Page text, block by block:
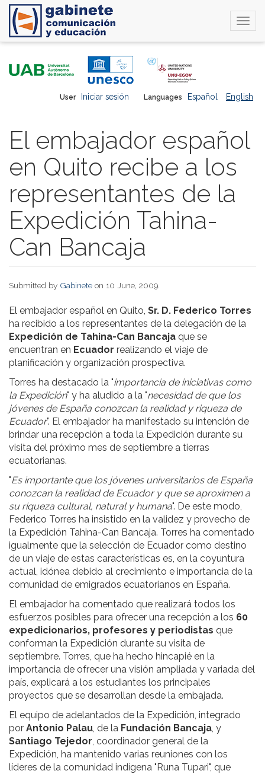
Languages Español English
User Iniciar sesión
El embajador español
en Quito recibe a los
representantes de la
Expedición Tahina-
Can Bancaja
Submitted by Gabinete on 10 June, 2009.
El embajador español en Quito, Sr. D. Federico Torres
ha recibido a los representantes de la delegación de la
Expedición de Tahina-Can Bancaja que se
encuentran en Ecuador realizando el viaje de
planificación y organización prospectiva.
Torres ha destacado la "importancia de iniciativas como
la Expedición" y ha aludido a la "necesidad de que los
jóvenes de España conozcan la realidad y riqueza de
Ecuador". El embajador ha manifestado su intención de
brindar una recepción a toda la Expedición durante su
visita del próximo mes de septiembre a tierras
ecuatorianas.
"Es importante que los jóvenes universitarios de España
conozcan la realidad de Ecuador y que se aproximen a
su riqueza cultural, natural y humana". De este modo,
Federico Torres ha insistido en la validez y provecho de
la Expedición Tahina-Can Bancaja. Torres ha comentado
igualmente que la selección de Ecuador como destino
de un viaje de estas características es, en la coyuntura
actual, idónea debido al crecimiento e importancia de la
comunidad de emigrados ecuatorianos en España.
El embajador ha comentado que realizará todos los
esfuerzos posibles para ofrecer una recepción a los 60
expedicionarios, profesores y periodistas que
conforman la Expedición durante su visita de
septiembre. Torres, que ha hecho hincapié en la
importancia de ofrecer una visión ampliada y variada del
país, explicará a los estudiantes los principales
proyectos que se desarrollan desde la embajada.
El equipo de adelantados de la Expedición, integrado
por Antonio Palau, de la Fundación Bancaja, y
Santiago Tejedor, coordinador general de la
Expedición, ha mantenido varias reuniones con los
líderes de la comunidad indígena "Runa Tupari", que